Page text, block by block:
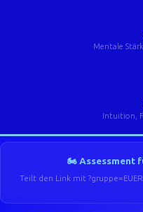
Mentale
Intuition,
🏍️ Assessment
Teilt den Link mit